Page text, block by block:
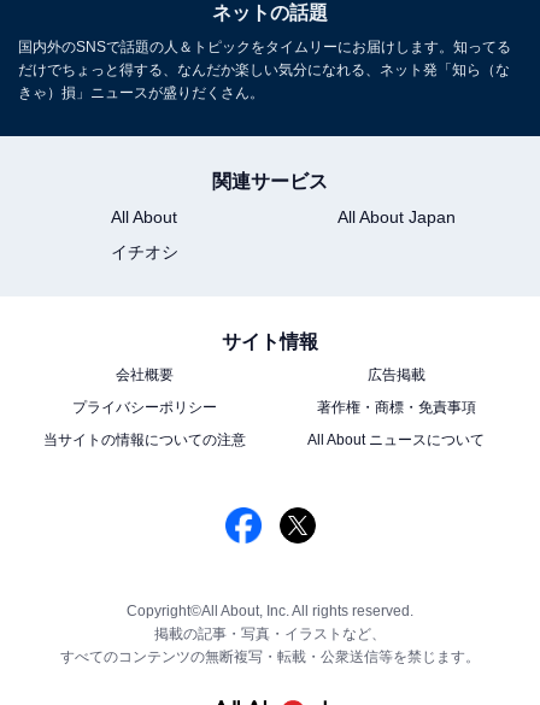
ネットの話題
国内外のSNSで話題の人＆トピックをタイムリーにお届けします。知ってる
だけでちょっと得する、なんだか楽しい気分になれる、ネット発「知ら（な
きゃ）損」ニュースが盛りだくさん。
関連サービス
All About
All About Japan
イチオシ
サイト情報
会社概要
広告掲載
プライバシーポリシー
著作権・商標・免責事項
当サイトの情報についての注意
All About ニュースについて
Copyright©All About, Inc. All rights reserved.
掲載の記事・写真・イラストなど、
すべてのコンテンツの無断複写・転載・公衆送信等を禁じます。